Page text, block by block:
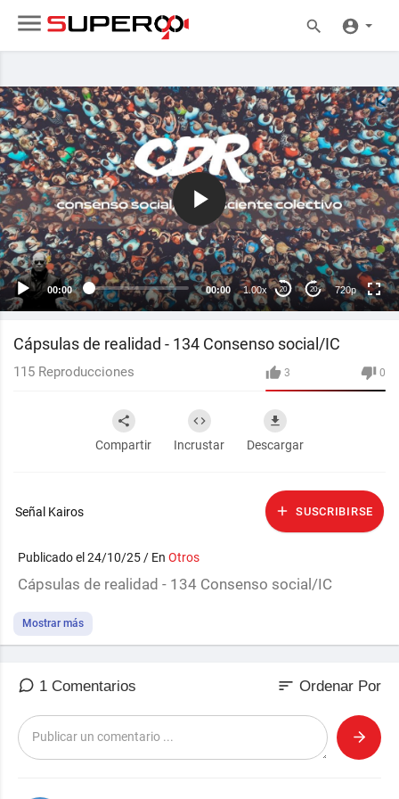
00:00 00:00 1.00x 20 20 720p
720p
480p
360p
240p
auto
Cápsulas de realidad - 134 Consenso social/IC
3 0
115 Reproducciones
Compartir Incrustar Descargar
Señal Kairos SUSCRIBIRSE
Publicado el 24/10/25 / En Otros
⁣Cápsulas de realidad - 134 Consenso social/IC
Mostrar más
1 Comentarios sort Ordenar Por